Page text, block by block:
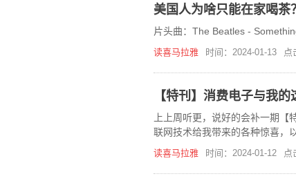
美国人为啥只能在家喝茶
片头曲：The Beatles -
读喜马拉雅 时间：2024-01-13 点
【特刊】消费电子与我的
上上周听更，说好的会补一期
联网技术给我带来的各种惊喜，
的小预测。
读喜马拉雅 时间：2024-01-12 点